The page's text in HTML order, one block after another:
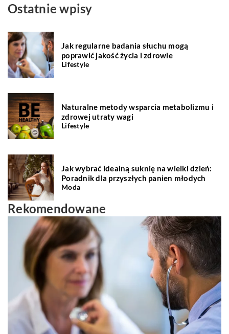
Ostatnie wpisy
Jak regularne badania słuchu mogą
poprawić jakość życia i zdrowie
Lifestyle
Naturalne metody wsparcia metabolizmu i
zdrowej utraty wagi
Lifestyle
Jak wybrać idealną suknię na wielki dzień:
Poradnik dla przyszłych panien młodych
Moda
Rekomendowane